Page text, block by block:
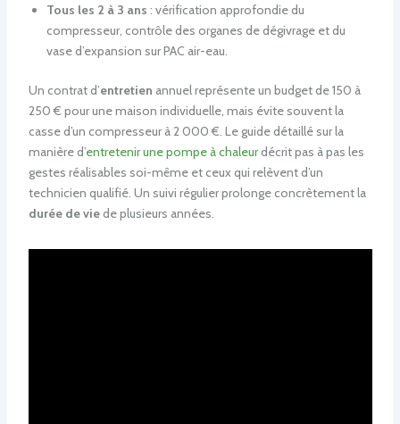
Tous les 2 à 3 ans : vérification approfondie du
compresseur, contrôle des organes de dégivrage et du
vase d’expansion sur PAC air-eau.
Un contrat d’entretien annuel représente un budget de 150 à
250 € pour une maison individuelle, mais évite souvent la
casse d’un compresseur à 2 000 €. Le guide détaillé sur la
manière d’entretenir une pompe à chaleurdécrit pas à pas les
gestes réalisables soi-même et ceux qui relèvent d’un
technicien qualifié. Un suivi régulier prolonge concrètement la
durée de viede plusieurs années.